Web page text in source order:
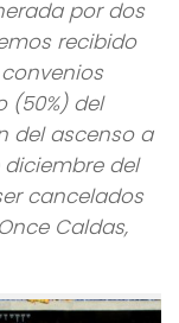
por dos
recibido
(50%) del
del ascenso a
del
cancelados
Caldas,